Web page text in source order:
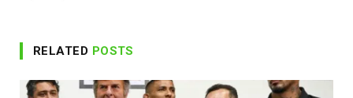
RELATED POSTS